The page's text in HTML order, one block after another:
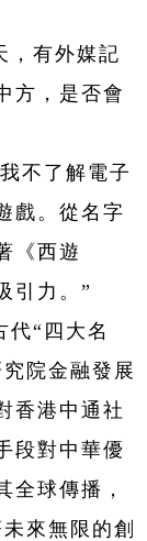
，有外媒記
方，是否會
不了解電子
戲。從名字
《西遊
引力。”
代“四大名
院金融發展
香港中通社
段對中華優
全球傳播，
來無限的創